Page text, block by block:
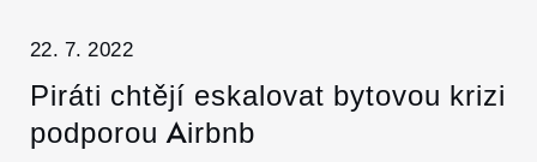
22. 7. 2022
Piráti chtějí eskalovat bytovou krizi
podporou Airbnb